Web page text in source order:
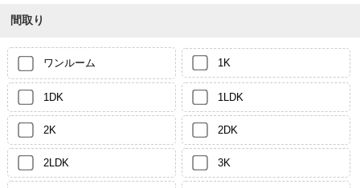
間取り
ワンルーム 1K
1DK 1LDK
2K 2DK
2LDK 3K